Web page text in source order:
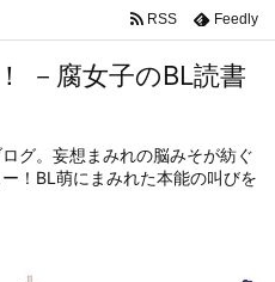
－腐女子のBL読書
グ。妄想まみれの脳みそが紡ぐ
！BL萌にまみれた本能の叫びを
RSS Feedly